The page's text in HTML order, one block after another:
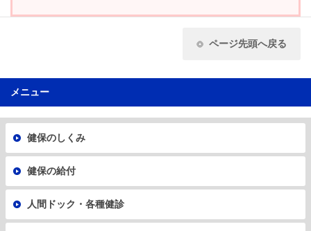
ページ先頭へ戻る
メニュー
健保のしくみ
健保の給付
人間ドック・各種健診